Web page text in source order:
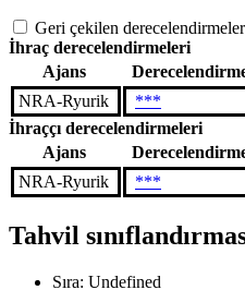
Geri çekilen
İhraç derecelendirmeleri
Ajans
NRA-Ryurik
***
İhraççı derecelendirmeleri
Ajans
NRA-Ryurik
***
Tahvil
Sıra: Undefined